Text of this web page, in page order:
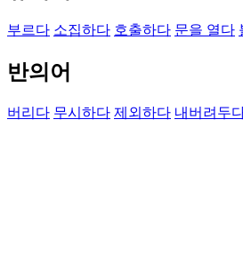
부르다 소집하다 호출하다 문을 열다
반의어
버리다 무시하다 제외하다 내버려두